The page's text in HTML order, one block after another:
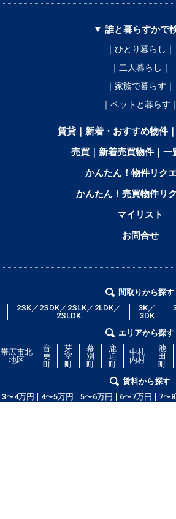
▼ 誰と暮らすかで
｜ひとり暮らし｜
｜二人暮らし｜
｜家族で暮らす｜
｜ペットと暮らす｜
賃貸｜新着・おすすめ物件
売買｜新着売買物件｜一
かんたん！物件リク
かんたん！売買物件リ
マイリスト
お問合せ
間取りから探す
2SK／2SDK／2SLK／2LDK／
2SLDK
3K／
3DK
エリアから探す
帯広市北
地区
音
更
町
芽
室
町
幕
別
町
鹿
追
町
中札
内村
池
田
町
賃料から探す
3〜4万円 4〜5万円 5〜6万円 6〜7万円 7〜